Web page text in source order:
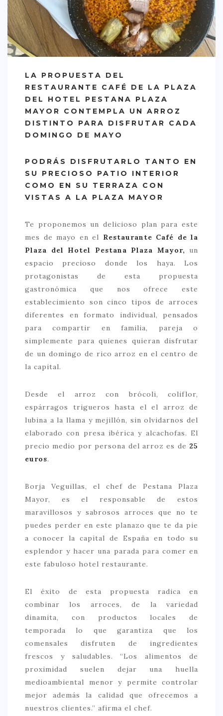
ASIÁTICA
CARNES
CREATIVA
FUSIÓN
INDIA
ITALIANA
LATINA
MEDITERRÁNEA
SALUDABLE
TAPAS
PRECIO
< 25 €
25 – 50 €
NUESTROS FAVORITOS
BEAUTY
CONOCIENDO A …
EVENTOS POP UP
GOURMET
HEALTHY
SELECCIONES MESADE2
POR SUS BAÑOS…
CONTACTO
LA PROPUESTA DEL
RESTAURANTE CAFÉ DE LA PLAZA
DEL HOTEL PESTANA PLAZA
MAYOR CONTEMPLA UN ARROZ
DISTINTO PARA DISFRUTAR CADA
DOMINGO DE MAYO
PODRÁS DISFRUTARLO TANTO EN
SU PRECIOSO PATIO INTERIOR
COMO EN SU TERRAZA CON
VISTAS A LA PLAZA MAYOR
Te proponemos un delicioso plan para este
mes de mayo en el Restaurante Café de la
Plaza del Hotel Pestana Plaza Mayor, un
espacio precioso donde los haya. Los
protagonistas de esta propuesta
gastronómica que nos ofrece este
establecimiento son cinco tipos de arroces
diferentes en formato individual, pensados
para compartir en familia, pareja o
simplemente para quienes quieran disfrutar
de un domingo de rico arroz en el centro de
la capital.
Desde el arroz con brócoli, coliflor,
espárragos trigueros hasta el el arroz de
lubina a la llama y mejillón, sin olvidarnos del
elaborado con presa ibérica y alcachofas. El
precio medio por persona del arroz es de 25
euros.
Borja Veguillas, el chef de Pestana Plaza
Mayor, es el responsable de estos
maravillosos y sabrosos arroces que no te
puedes perder en este planazo que te da pie
a conocer la capital de España en todo su
esplendor y hacer una parada para comer en
este fabuloso hotel restaurante.
El éxito de esta propuesta radica en
combinar los arroces, de la variedad
dinamita, con productos locales de
temporada lo que garantiza que los
comensales disfruten de ingredientes
frescos y saludables. “Los alimentos de
proximidad suelen dejar una huella
medioambiental menor y permite controlar
mejor además la calidad que ofrecemos a
nuestros clientes.” afirma el chef.